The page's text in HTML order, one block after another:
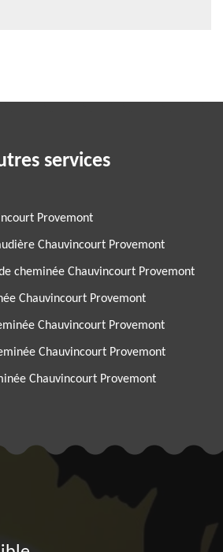
services
Provemont
Chauvincourt Provemont
cheminée Chauvincourt Provemont
Chauvincourt Provemont
Chauvincourt Provemont
Chauvincourt Provemont
Chauvincourt Provemont